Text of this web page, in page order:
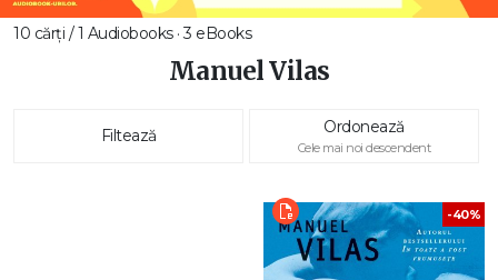
10 cărți / 1 Audiobooks · 3 eBooks
Manuel Vilas
Filtează Ordonează
Cele mai noi descendent
-40%